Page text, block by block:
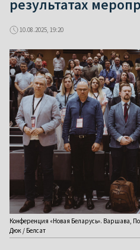
результатах
10.08.2025, 19:20
Конференция «Новая Беларусь». Варшава,
Дюк / Белсат